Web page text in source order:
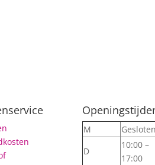
M
Gesloten
D
10:00 –
17:00